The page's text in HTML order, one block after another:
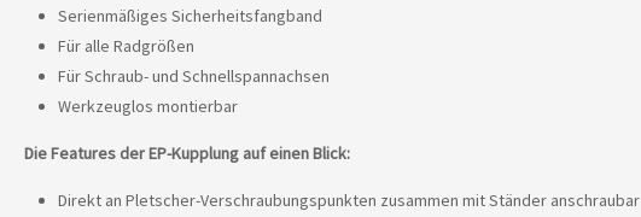
Serienmäßiges Sicherheitsfangband
Für alle Radgrößen
Für Schraub- und Schnellspannachsen
Werkzeuglos montierbar
Die Features der EP-Kupplung auf einen Blick:
Direkt an Pletscher-Verschraubungspunkten zusammen mit Ständer anschraubar